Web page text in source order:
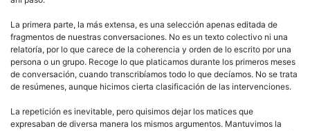
La primera parte, la más extensa, es una selección apenas editada de
fragmentos de nuestras conversaciones. No es un texto colectivo ni una
relatoría, por lo que carece de la coherencia y orden de lo escrito por una
persona o un grupo. Recoge lo que platicamos durante los primeros meses
de conversación, cuando transcribíamos todo lo que decíamos. No se trata
de resúmenes, aunque hicimos cierta clasificación de las intervenciones.
La repetición es inevitable, pero quisimos dejar los matices que
expresaban de diversa manera los mismos argumentos. Mantuvimos la